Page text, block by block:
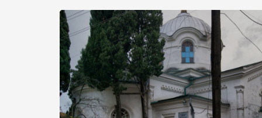
Херсонесі Володимир-язичник, став Василем-
християнином. А потім було Хрещення Русі. На честь
Херсонесу Таврійського названо місто […]